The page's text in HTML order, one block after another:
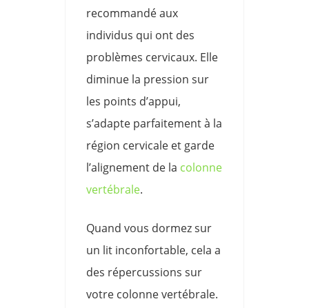
recommandé aux
individus qui ont des
problèmes cervicaux. Elle
diminue la pression sur
les points d’appui,
s’adapte parfaitement à la
région cervicale et garde
l’alignement de la colonne
vertébrale.
Quand vous dormez sur
un lit inconfortable, cela a
des répercussions sur
votre colonne vertébrale.